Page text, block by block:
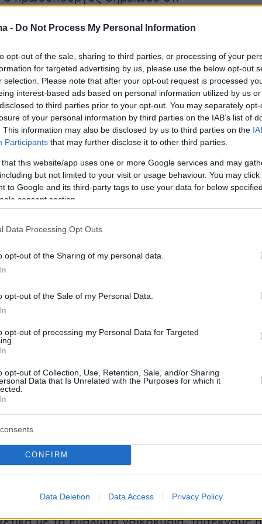
- Do Not Process My Personal Information
opt-out of the sale, sharing to third parties, or processing of your
for targeted advertising by us, please use the below opt-out
selection. Please note that after your opt-out request is processed
interest-based ads based on personal information utilized by us
to third parties prior to your opt-out. You may separately
of your personal information by third parties on the IAB’s list of
This information may also be disclosed by us to third parties on the
Participants that may further disclose it to other third parties.
that this website/app uses one or more Google services and may
but not limited to your visit or usage behaviour. You may
to Google and its third-party tags to use your data for below
consent section.
Data Processing Opt Outs
opt-out of the Sharing of my personal data.
opt-out of the Sale of my Personal Data.
opt-out of processing my Personal Data for Targeted
opt-out of Collection, Use, Retention, Sale, and/or Sharing
Data that Is Unrelated with the Purposes for which it
CONFIRM
Data Deletion Data Access Privacy Policy
κάθε νησί τη δική του πολιτική αλλά να
ότι «το 85% του νερού που
πηγαίνει για τη γεωργία και σε μικρό
κτηνοτροφία. Είναι ζήτημα το πώς θα
ότι θα έχουμε νερό για άρδευση χωρίς
πώς θα εφαρμόσουμε τη χρήση της
θα παραμείνουν προσιτά για το
προσιτά για την κάλυψη όλων των αναγκών
μέσου νοικοκυριού, ανεφερε ο Γενικός
Τύπου και Ενημέρωσης του Γραφείου του
v-d444m4pheddd)
των υδάτων και το θέμα της τιμολόγησης όχι
από μια ανεξάρτητη ρυθμιστική αρχή
επισημαίνοντας ότι το νερό θα πρέπει
ως δημόσιο αγαθό που όμως δεν είναι
Υπάρχουν ειδικές προβλέψεις για κοινωνικά